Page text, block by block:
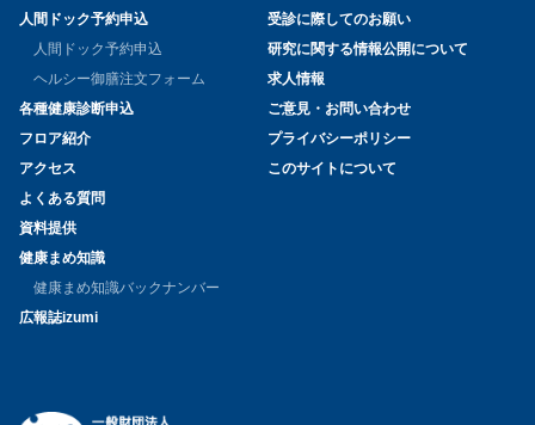
人間ドック予約申込
人間ドック予約申込
ヘルシー御膳注文フォーム
各種健康診断申込
フロア紹介
アクセス
よくある質問
資料提供
健康まめ知識
健康まめ知識バックナンバー
広報誌izumi
受診に際してのお願い
研究に関する情報公開について
求人情報
ご意見・お問い合わせ
プライバシーポリシー
このサイトについて